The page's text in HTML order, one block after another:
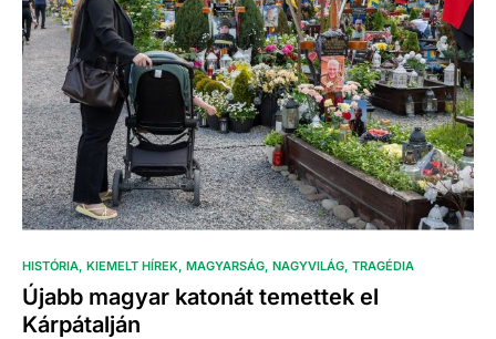
HISTÓRIA KIEMELT HÍREK MAGYARSÁG NAGYVILÁG TRAGÉDIA
Újabb magyar katonát temettek el
Kárpátalján